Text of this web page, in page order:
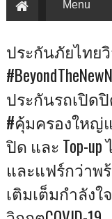
ประกันภัยไทย
ประกันรถเปิด
#คุ้มครองใหญ่
ปิด และ Top-
และแฟร์กว่าพ
เติมเต็มกำลัง